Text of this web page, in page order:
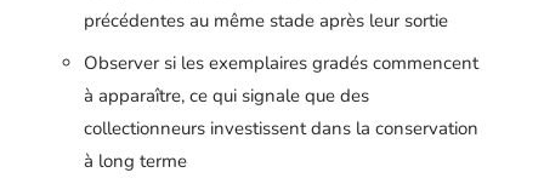
précédentes au même stade après leur sortie
Observer si les exemplaires gradés commencent
à apparaître, ce qui signale que des
collectionneurs investissent dans la conservation
à long terme